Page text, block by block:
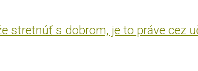
stretnúť s dobrom, je to práve cez